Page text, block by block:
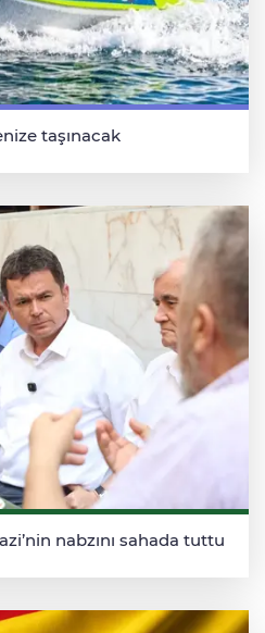
taşınacak
nabzını sahada tuttu